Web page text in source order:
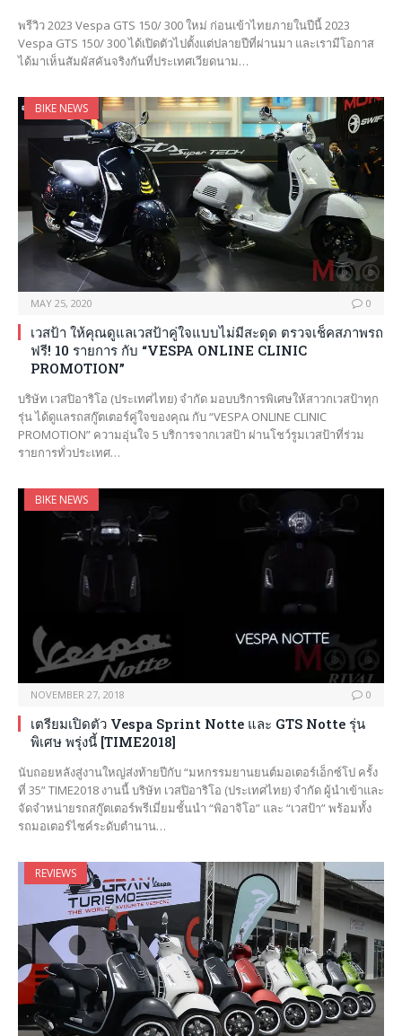
พรีวิว 2023 Vespa GTS 150/ 300 ใหม่ ก่อนเข้าไทยภายในปีนี้ 2023
Vespa GTS 150/ 300 ได้เปิดตัวไปตั้งแต่ปลายปีที่ผ่านมา และเรามีโอกาส
ได้มาเห็นสัมผัสคันจริงกันที่ประเทศเวียดนาม…
BIKE NEWS
MAY 25, 2020 0
เวสป้า ให้คุณดูแลเวสป้าคู่ใจแบบไม่มีสะดุด ตรวจเช็คสภาพรถ
ฟรี! 10 รายการ กับ “VESPA ONLINE CLINIC
PROMOTION”
บริษัท เวสปิอาริโอ (ประเทศไทย) จำกัด มอบบริการพิเศษให้สาวกเวสป้าทุก
รุ่น ได้ดูแลรถสกู๊ตเตอร์คู่ใจของคุณ กับ “VESPA ONLINE CLINIC
PROMOTION” ความอุ่นใจ 5 บริการจากเวสป้า ผ่านโชว์รูมเวสป้าที่ร่วม
รายการทั่วประเทศ…
BIKE NEWS
NOVEMBER 27, 2018 0
เตรียมเปิดตัว Vespa Sprint Notte และ GTS Notte รุ่น
พิเศษ พรุ่งนี้ [TIME2018]
นับถอยหลังสู่งานใหญ่ส่งท้ายปีกับ “มหกรรมยานยนต์มอเตอร์เอ็กซ์โป ครั้ง
ที่ 35” TIME2018 งานนี้ บริษัท เวสปิอาริโอ (ประเทศไทย) จำกัด ผู้นำเข้าและ
จัดจำหน่ายรถสกู๊ตเตอร์พรีเมี่ยมชั้นนำ “พิอาจิโอ” และ “เวสป้า” พร้อมทั้ง
รถมอเตอร์ไซค์ระดับตำนาน…
REVIEWS